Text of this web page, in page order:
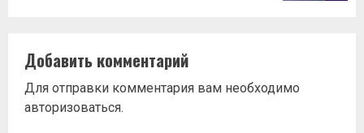
Добавить комментарий
Для отправки комментария вам необходимо
авторизоваться.